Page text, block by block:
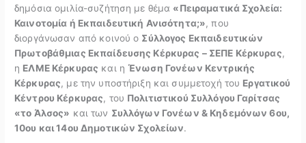
δημόσια ομιλία-συζήτηση με θέμα «Πειραματικά Σχολεία:
Καινοτομία ή Εκπαιδευτική Ανισότητα;», που
διοργάνωσαν από κοινού ο Σύλλογος Εκπαιδευτικών
Πρωτοβάθμιας Εκπαίδευσης Κέρκυρας – ΣΕΠΕ Κέρκυρας,
η ΕΛΜΕ Κέρκυρας και ηΈνωση Γονέων Κεντρικής
Κέρκυρας, με την υποστήριξη και συμμετοχή του Εργατικού
Κέντρου Κέρκυρας, του Πολιτιστικού Συλλόγου Γαρίτσας
«το Άλσος» και των Συλλόγων Γονέων & Κηδεμόνων 6ου,
10ου και 14ου Δημοτικών Σχολείων.